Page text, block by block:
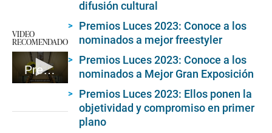
VIDEO
RECOMENDADO
Premios Luces 2024
difusión cultural
Premios Luces 2023: Conoce a los
nominados a mejor freestyler
Premios Luces 2023: Conoce a los
nominados a Mejor Gran Exposición
Premios Luces 2023: Ellos ponen la
objetividad y compromiso en primer
plano